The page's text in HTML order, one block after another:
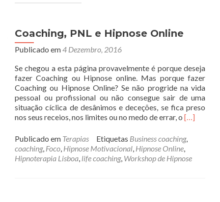
Coaching, PNL e Hipnose Online
Publicado em4 Dezembro, 2016
Se chegou a esta página provavelmente é porque deseja
fazer Coaching ou Hipnose online. Mas porque fazer
Coaching ou Hipnose Online? Se não progride na vida
pessoal ou profissional ou não consegue sair de uma
situação cíclica de desânimos e deceções, se fica preso
nos seus receios, nos limites ou no medo de errar, o Ler
PNL
e
[…]
Publicado em Terapias Etiquetas Business coaching,
coaching, Foco, Hipnose Motivacional, Hipnose Online,
Hipnoterapia Lisboa, life coaching, Workshop de Hipnose